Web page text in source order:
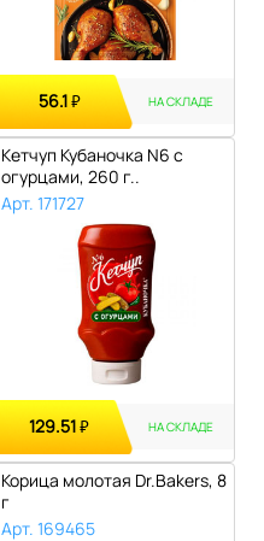
56.1₽ НА СКЛАДЕ
Кетчуп Кубаночка N6 с
огурцами, 260 г..
Арт. 171727
129.51₽ НА СКЛАДЕ
Корица молотая Dr.Bakers, 8
г
Арт. 169465